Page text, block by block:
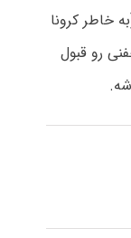
خاطر کرونا
رو قبول